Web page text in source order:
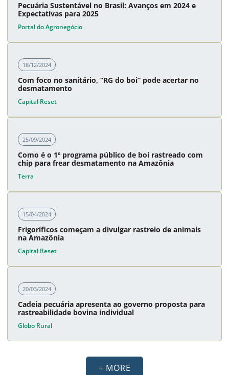
Pecuária Sustentável no Brasil: Avanços em 2024 e
Expectativas para 2025
Portal do Agronegócio
18/12/2024
Com foco no sanitário, “RG do boi” pode acertar no
desmatamento
Capital Reset
25/09/2024
Como é o 1º programa público de boi rastreado com
chip para frear desmatamento na Amazônia
Terra
15/04/2024
Frigoríficos começam a divulgar rastreio de animais
na Amazônia
Capital Reset
20/03/2024
Cadeia pecuária apresenta ao governo proposta para
rastreabilidade bovina individual
Globo Rural
+ MORE